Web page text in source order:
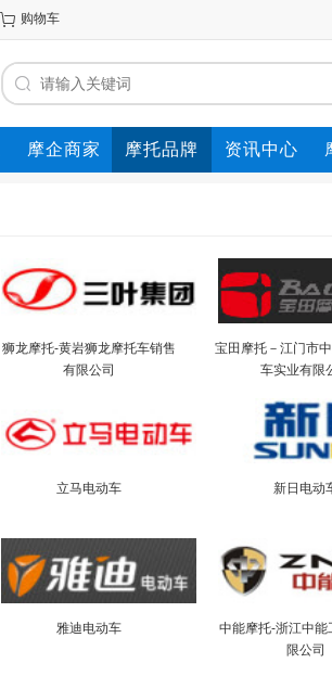
购物车
摩企商家 摩托品牌 资讯中心
狮龙摩托-黄岩狮龙摩托车销售
有限公司
宝田摩托－江门市
车实业有限
立马电动车 新日电动
雅迪电动车
中能摩托-浙江中能
限公司